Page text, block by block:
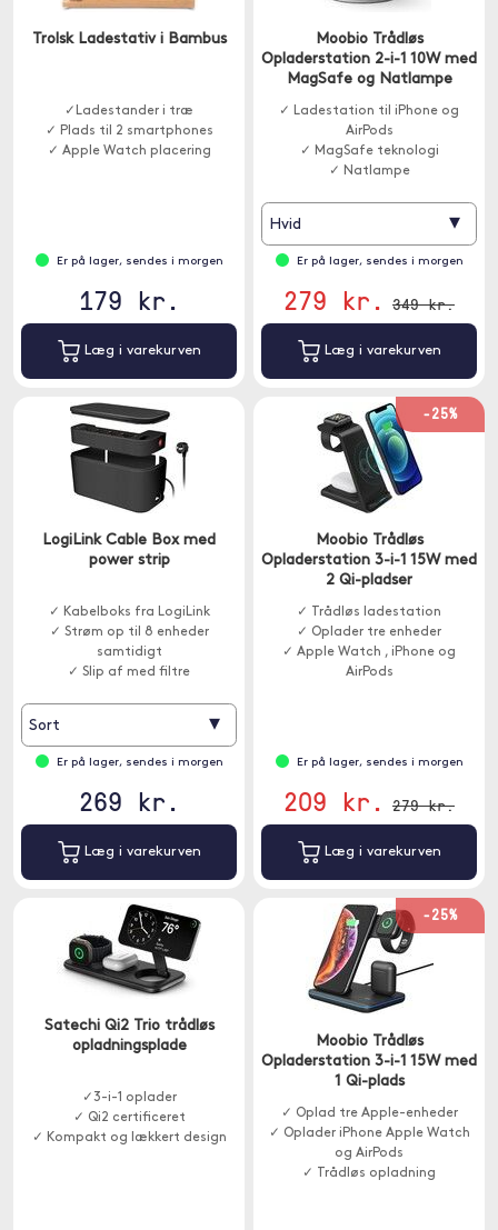
Trolsk Ladestativ i Bambus
✓Ladestander i træ
✓ Plads til 2 smartphones
✓ Apple Watch placering
Er på lager, sendes i morgen
179 kr.
Læg i varekurven
Moobio Trådløs
Opladerstation 2-i-1 10W med
MagSafe og Natlampe
✓ Ladestation til iPhone og
AirPods
✓ MagSafe teknologi
✓ Natlampe
Hvid ▾
Er på lager, sendes i morgen
279 kr. 349 kr.
Læg i varekurven
LogiLink Cable Box med
power strip
✓ Kabelboks fra LogiLink
✓ Strøm op til 8 enheder
samtidigt
✓ Slip af med filtre
Sort ▾
Er på lager, sendes i morgen
269 kr.
Læg i varekurven
-25%
Moobio Trådløs
Opladerstation 3-i-1 15W med
2 Qi-pladser
✓ Trådløs ladestation
✓ Oplader tre enheder
✓ Apple Watch , iPhone og
AirPods
Er på lager, sendes i morgen
209 kr. 279 kr.
Læg i varekurven
Satechi Qi2 Trio trådløs
opladningsplade
✓3-i-1 oplader
✓ Qi2 certificeret
✓ Kompakt og lækkert design
-25%
Moobio Trådløs
Opladerstation 3-i-1 15W med
1 Qi-plads
✓ Oplad tre Apple-enheder
✓ Oplader iPhone Apple Watch
og AirPods
✓ Trådløs opladning